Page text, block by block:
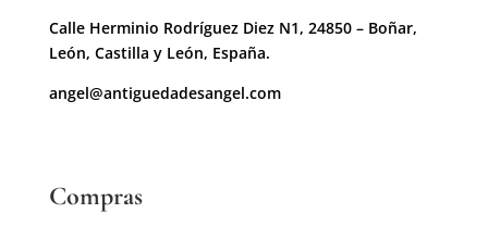
Calle Herminio Rodríguez Diez N1, 24850 – Boñar,
León, Castilla y León, España.
angel@antiguedadesangel.com
Compras